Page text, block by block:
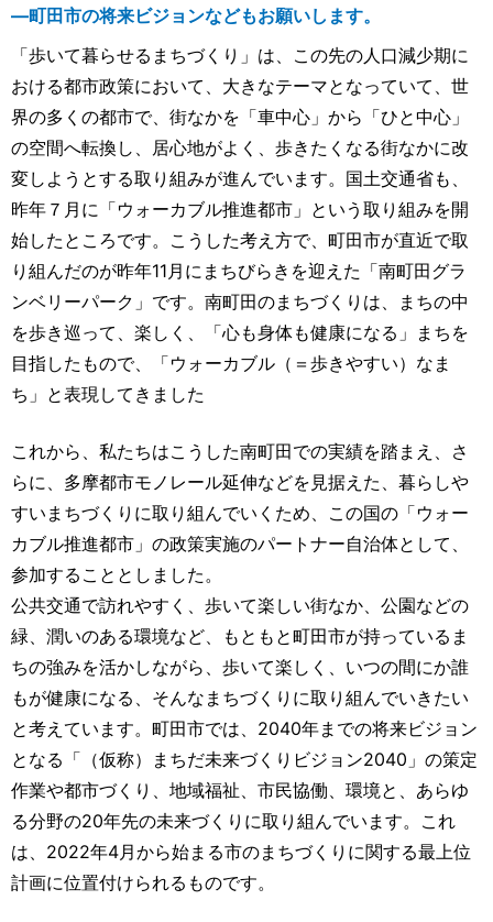
―町田市の将来ビジョンなどもお願いします。
「歩いて暮らせるまちづくり」は、この先の人口減少期に
おける都市政策において、大きなテーマとなっていて、世
界の多くの都市で、街なかを「車中心」から「ひと中心」
の空間へ転換し、居心地がよく、歩きたくなる街なかに改
変しようとする取り組みが進んでいます。国土交通省も、
昨年７月に「ウォーカブル推進都市」という取り組みを開
始したところです。こうした考え方で、町田市が直近で取
り組んだのが昨年11月にまちびらきを迎えた「南町田グラ
ンベリーパーク」です。南町田のまちづくりは、まちの中
を歩き巡って、楽しく、「心も身体も健康になる」まちを
目指したもので、「ウォーカブル（＝歩きやすい）なま
ち」と表現してきました
これから、私たちはこうした南町田での実績を踏まえ、さ
らに、多摩都市モノレール延伸などを見据えた、暮らしや
すいまちづくりに取り組んでいくため、この国の「ウォー
カブル推進都市」の政策実施のパートナー自治体として、
参加することとしました。
公共交通で訪れやすく、歩いて楽しい街なか、公園などの
緑、潤いのある環境など、もともと町田市が持っているま
ちの強みを活かしながら、歩いて楽しく、いつの間にか誰
もが健康になる、そんなまちづくりに取り組んでいきたい
と考えています。町田市では、2040年までの将来ビジョン
となる「（仮称）まちだ未来づくりビジョン2040」の策定
作業や都市づくり、地域福祉、市民協働、環境と、あらゆ
る分野の20年先の未来づくりに取り組んでいます。これ
は、2022年4月から始まる市のまちづくりに関する最上位
計画に位置付けられるものです。